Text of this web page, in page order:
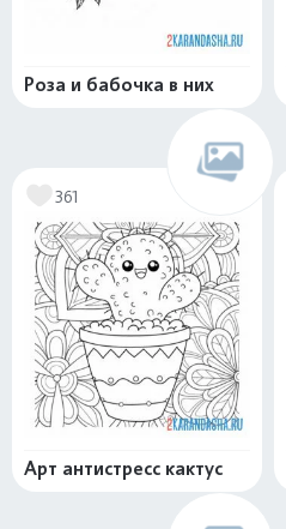
Роза и бабочка в них
361
Арт антистресс кактус